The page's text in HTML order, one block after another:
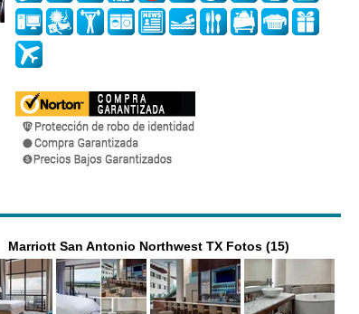
Marriott San Antonio Northwest TX Fotos (15)